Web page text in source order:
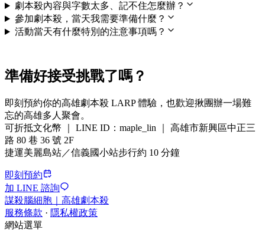
劇本殺內容與字數太多、記不住怎麼辦？
參加劇本殺，當天我需要準備什麼？
活動當天有什麼特別的注意事項嗎？
準備好接受挑戰了嗎？
即刻預約你的高雄劇本殺 LARP 體驗，也歡迎揪團辦一場難
忘的高雄多人聚會。
可折抵文化幣 ｜ LINE ID：maple_lin ｜ 高雄市新興區中正三
路 80 巷 36 號 2F
捷運美麗島站／信義國小站步行約 10 分鐘
即刻預約
加 LINE 諮詢
謀殺腦細胞｜高雄劇本殺
服務條款 · 隱私權政策
網站選單